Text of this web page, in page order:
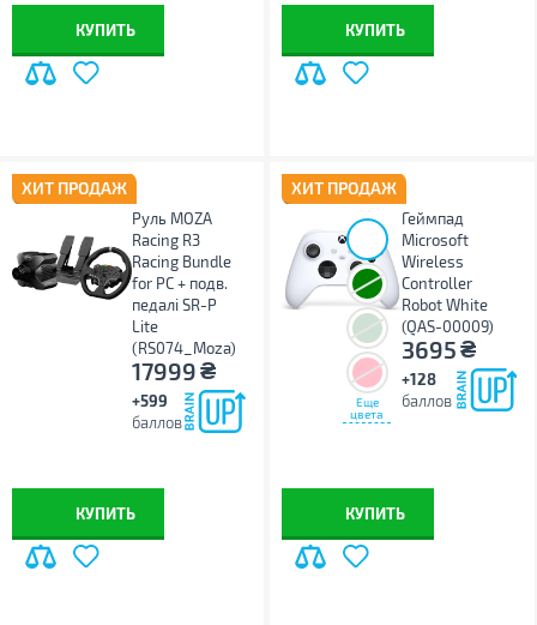
КУПИТЬ КУПИТЬ
ХИТ ПРОДАЖ
Руль MOZA
Racing R3
Racing Bundle
for PC + подв.
педалі SR-P
Lite
(RS074_Moza)
17999₴
+599
баллов
КУПИТЬ
ХИТ ПРОДАЖ
Еще
цвета
Геймпад
Microsoft
Wireless
Controller
Robot White
(QAS-00009)
3695₴
+128
баллов
КУПИТЬ